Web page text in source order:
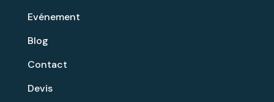
Evénement
Blog
Contact
Devis